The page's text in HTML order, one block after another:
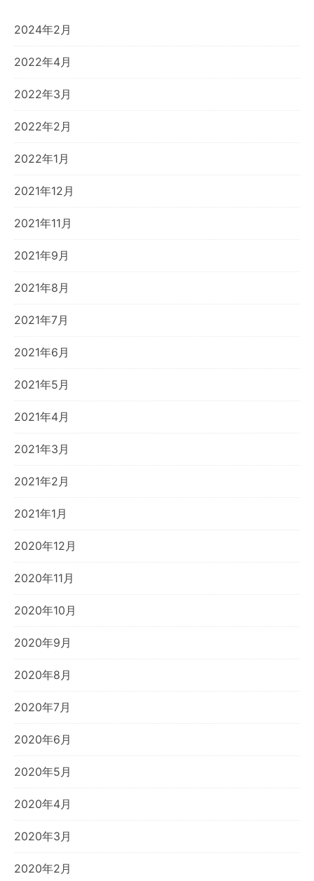
2024年2月
2022年4月
2022年3月
2022年2月
2022年1月
2021年12月
2021年11月
2021年9月
2021年8月
2021年7月
2021年6月
2021年5月
2021年4月
2021年3月
2021年2月
2021年1月
2020年12月
2020年11月
2020年10月
2020年9月
2020年8月
2020年7月
2020年6月
2020年5月
2020年4月
2020年3月
2020年2月